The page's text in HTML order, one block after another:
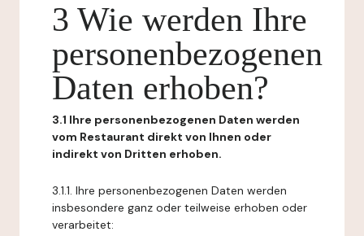
3 Wie werden Ihre
personenbezogenen
Daten erhoben?
3.1 Ihre personenbezogenen Daten werden
vom Restaurant direkt von Ihnen oder
indirekt von Dritten erhoben.
3.1.1. Ihre personenbezogenen Daten werden
insbesondere ganz oder teilweise erhoben oder
verarbeitet: